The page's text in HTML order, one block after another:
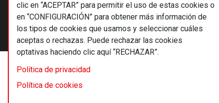
clic en “ACEPTAR” para permitir el uso de estas cookies o
en “CONFIGURACIÓN” para obtener más información de
los tipos de cookies que usamos y seleccionar cuáles
aceptas o rechazas. Puede rechazar las cookies
optativas haciendo clic aquí “RECHAZAR”.
Política de privacidad
Política de cookies